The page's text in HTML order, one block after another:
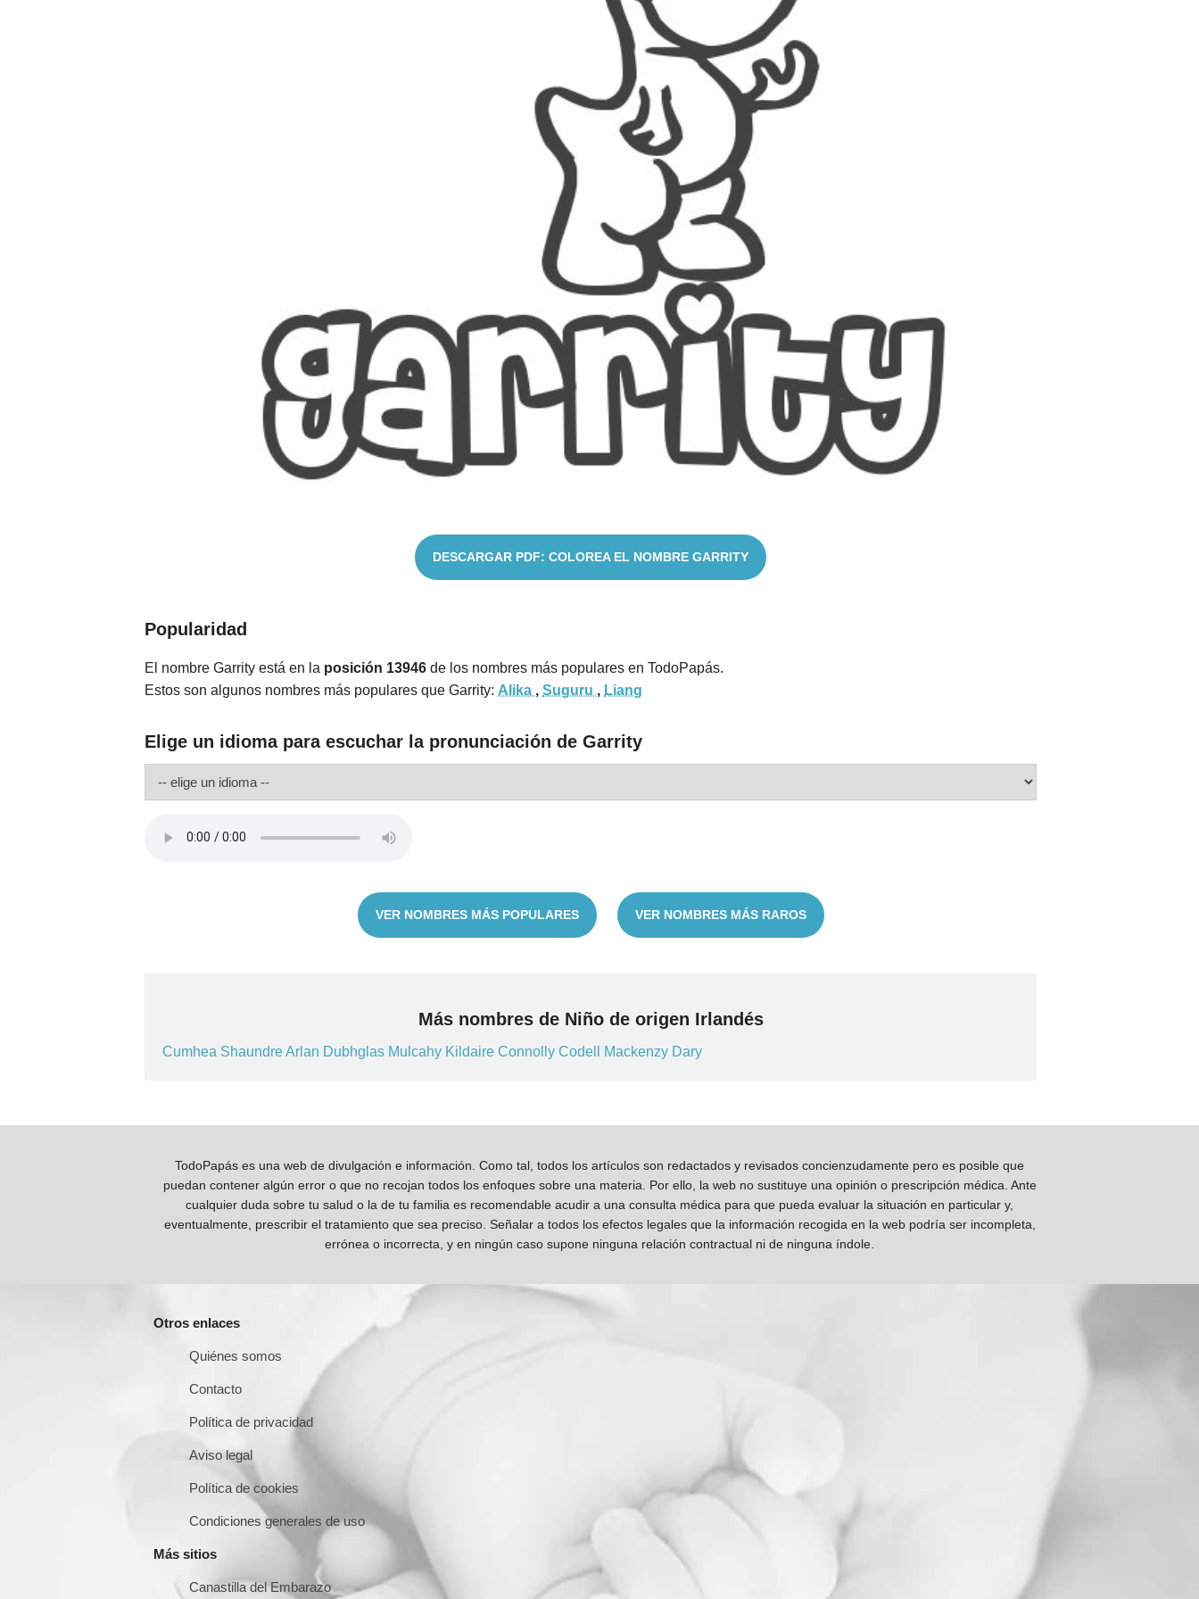
DESCARGAR PDF: COLOREA EL NOMBRE GARRITY
Popularidad
El nombre Garrity está en la posición 13946 de los nombres más populares en TodoPapás.
Estos son algunos nombres más populares que Garrity: Alika , Suguru , Liang
Elige un idioma para escuchar la pronunciación de Garrity
VER NOMBRES MÁS POPULARES VER NOMBRES MÁS RAROS
Más nombres de Niño de origen Irlandés
Cumhea ShaundreArlan Dubhglas Mulcahy Kildaire Connolly Codell Mackenzy Dary
TodoPapás es una web de divulgación e información. Como tal, todos los artículos son redactados y revisados concienzudamente pero es posible que
puedan contener algún error o que no recojan todos los enfoques sobre una materia. Por ello, la web no sustituye una opinión o prescripción médica. Ante
cualquier duda sobre tu salud o la de tu familia es recomendable acudir a una consulta médica para que pueda evaluar la situación en particular y,
eventualmente, prescribir el tratamiento que sea preciso. Señalar a todos los efectos legales que la información recogida en la web podría ser incompleta,
errónea o incorrecta, y en ningún caso supone ninguna relación contractual ni de ninguna índole.
Otros enlaces
Quiénes somos
Contacto
Política de privacidad
Aviso legal
Política de cookies
Condiciones generales de uso
Más sitios
Canastilla del Embarazo